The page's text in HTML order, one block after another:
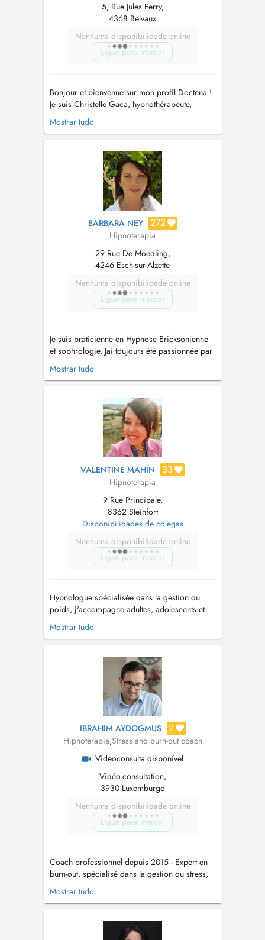
5, Rue Jules Ferry,
4368 Belvaux
Nenhuma disponibilidade online
Ligue para marcar
Bonjour et bienvenue sur mon profil Doctena !
Je suis Christelle Gaca, hypnothérapeute,
sophrologue et praticienne Reiki, et je suis
passionnée par l'accompagnement vers le bien-
expérience, je vous aide à atteindre un état de
sérénité et d'harmonie intérieure....
Mostrar tudo
BARBARA NEY 272
Hipnoterapia
29 Rue De Moedling,
4246 Esch-sur-Alzette
Nenhuma disponibilidade online
Ligue para marcar
Je suis praticienne en Hypnose Ericksonienne
et sophrologie. Jai toujours été passionnée par
l'être humain, son fonctionnement, les relations
interpersonnelles. Ce que j'ai appris de mes
et surtout que nous avons toutes les ressources
Mostrar tudo
VALENTINE MAHIN 33
Hipnoterapia
9 Rue Principale,
8362 Steinfort
Disponibilidades de colegas
Nenhuma disponibilidade online
Ligue para marcar
Hypnologue spécialisée dans la gestion du
poids, j'accompagne adultes, adolescents et
enfants à dépasser leurs blocages : relation à
l'alimentation, stress, sommeil, deuil, phobies,
principe que le symptôme n'est que la partie
visible de l'iceberg. Ensemble, ...
Mostrar tudo
IBRAHIM AYDOGMUS 2
Hipnoterapia,Stress and burn-out coach
Videoconsulta disponível
Vidéo-consultation,
3930 Luxemburgo
Nenhuma disponibilidade online
Ligue para marcar
Coach professionnel depuis 2015 - Expert en
burn-out, spécialisé dans la gestion du stress,
Préparateur mental (notamment pour les
sportifs de haut niveau), Conférencier et coach
situation de stress intense, de burn-out, de
fatigue chronique ou de pert...
Mostrar tudo